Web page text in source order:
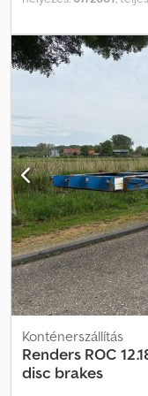
Felszereltség:ABS, =
- BPW tengelyek -
Ultxodwokr = További
Fékek: Dobfékek 1.
7290 kg Megengedett
Konténerszállítás
Renders ROC
disc brakes